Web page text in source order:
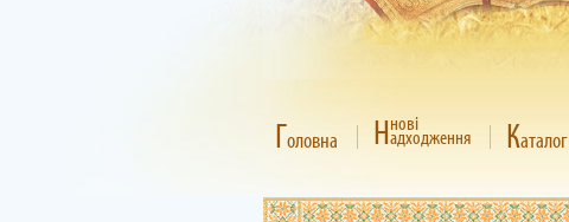
Головна Ннові
адходження Каталог